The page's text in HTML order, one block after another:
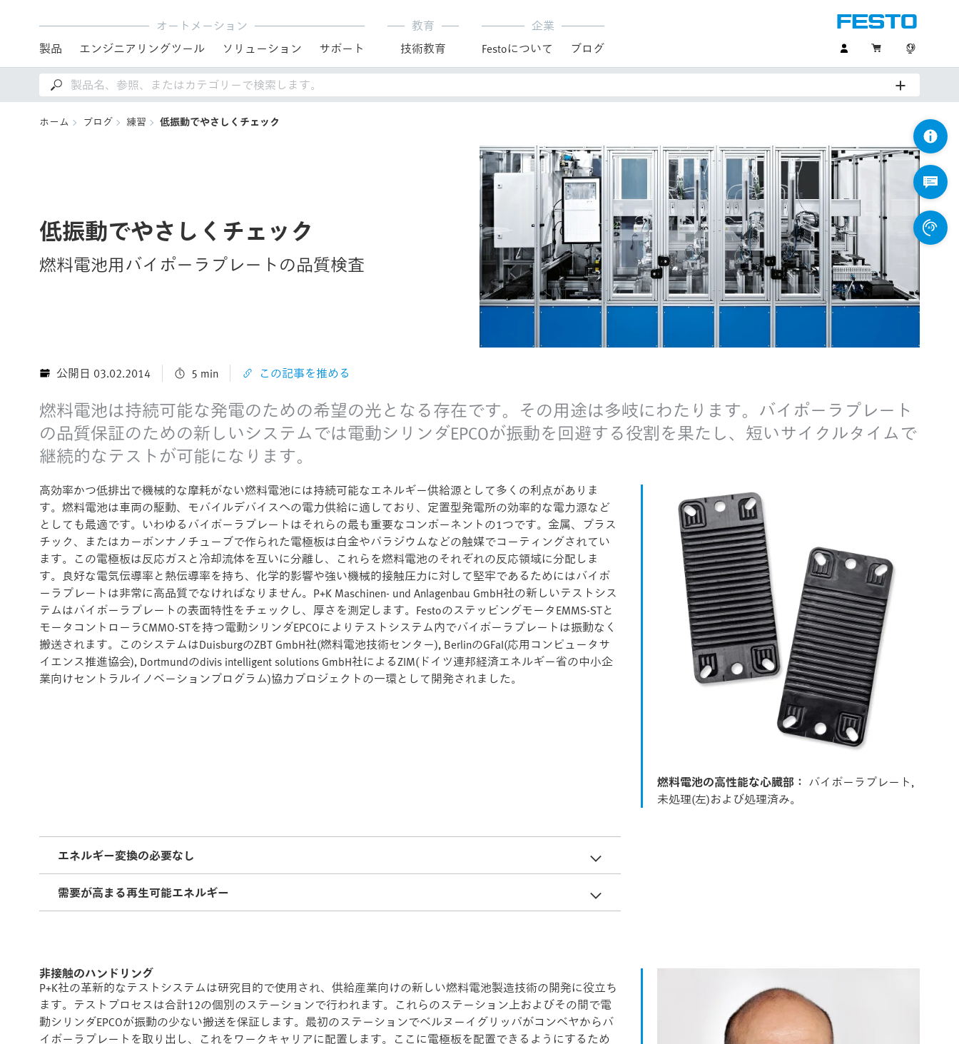
オートメーション
製品
エンジニアリングツール ソリューション サポート
教育
技術教育
企業
Festoについて
ブログ
ホーム ブログ 練習 低振動でやさしくチェック
低振動でやさしくチェック
燃料電池用バイポーラプレートの品質検査
公開日 03.02.2014 5 min この記事を推める
燃料電池は持続可能な発電のための希望の光となる存在です。その用途は多岐にわたります。バイポーラプレート
の品質保証のための新しいシステムでは電動シリンダEPCOが振動を回避する役割を果たし、短いサイクルタイムで
継続的なテストが可能になります。
高効率かつ低排出で機械的な摩耗がない燃料電池には持続可能なエネルギー供給源として多くの利点がありま
す。燃料電池は車両の駆動、モバイルデバイスへの電力供給に適しており、定置型発電所の効率的な電力源など
としても最適です。いわゆるバイポーラプレートはそれらの最も重要なコンポーネントの1つです。金属、プラス
チック、またはカーボンナノチューブで作られた電極板は白金やパラジウムなどの触媒でコーティングされてい
ます。この電極板は反応ガスと冷却流体を互いに分離し、これらを燃料電池のそれぞれの反応領域に分配しま
す。良好な電気伝導率と熱伝導率を持ち、化学的影響や強い機械的接触圧力に対して堅牢であるためにはバイポ
ーラプレートは非常に高品質でなければなりません。P+K Maschinen- und Anlagenbau GmbH社の新しいテストシス
テムはバイポーラプレートの表面特性をチェックし、厚さを測定します。FestoのステッピングモータEMMS-STと
モータコントローラCMMO-STを持つ電動シリンダEPCOによりテストシステム内でバイポーラプレートは振動なく
搬送されます。このシステムはDuisburgのZBT GmbH社(燃料電池技術センター), BerlinのGFaI(応用コンピュータサ
イエンス推進協会), Dortmundのdivis intelligent solutions GmbH社によるZIM(ドイツ連邦経済エネルギー省の中小企
業向けセントラルイノベーションプログラム)協力プロジェクトの一環として開発されました。
燃料電池の高性能な心臓部： バイポーラプレート,
未処理(左)および処理済み。
エネルギー変換の必要なし
需要が高まる再生可能エネルギー
非接触のハンドリング
P+K社の革新的なテストシステムは研究目的で使用され、供給産業向けの新しい燃料電池製造技術の開発に役立ち
ます。テストプロセスは合計12の個別のステーションで行われます。これらのステーション上およびその間で電
動シリンダEPCOが振動の少ない搬送を保証します。最初のステーションでベルヌーイグリッパがコンベヤからバ
イポーラプレートを取り出し、これをワークキャリアに配置します。ここに電極板を配置できるようにするため